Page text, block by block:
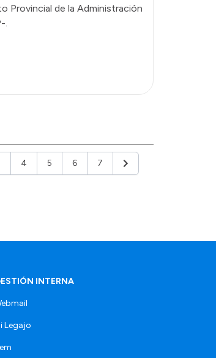
Provincial de la Administración
.
4 5 6 7 Siguiente
INTERNA
Legajo